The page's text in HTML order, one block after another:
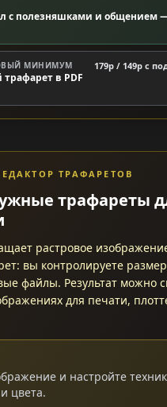
с полезняшками и общением
МИНИМУМ
в PDF
179р / 149р c
ТРАФАРЕТОВ
трафареты
растровое
вы контролируете
файлы. Результат можно
для печати,
и настройте
цвета.